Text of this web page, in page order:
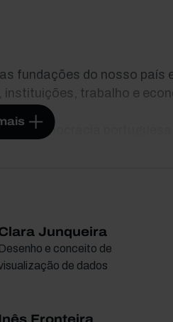
fundações do nosso país
trabalho e
da democracia portuguesa
o progresso histórico dos
que Sérgio Godinho
a paz, o pão, habitação,
de mudar e decidir».
Junqueira
Desenho e conceito de
de dados
Inês Fronteira